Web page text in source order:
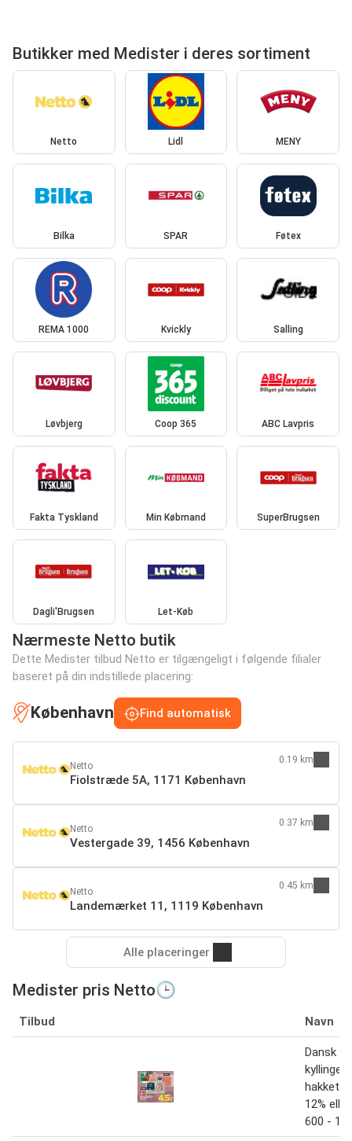
Butikker med Medister i deres sortiment
Netto Lidl MENY
Bilka SPAR Føtex
REMA 1000 Kvickly Salling
Løvbjerg Coop 365 ABC Lavpris
Fakta Tyskland Min Købmand SuperBrugsen
Dagli'Brugsen Let-Køb
Nærmeste Netto butik
Dette Medister tilbud Netto er tilgængeligt i følgende filialer
baseret på din indstillede placering:
København Find automatisk
Netto
Fiolstræde 5A, 1171 København
0.19 km
Netto
Vestergade 39, 1456 København
0.37 km
Netto
Landemærket 11, 1119 København
0.45 km
Alle placeringer
Medister pris Netto🕒
Tilbud Navn
Dansk
hakket
12%
600 -